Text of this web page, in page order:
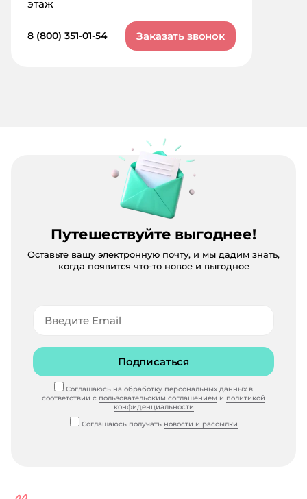
этаж
8 (800) 351-01-54 Заказать звонок
Путешествуйте выгоднее!
Оставьте вашу электронную почту, и мы дадим знать,
когда появится что-то новое и выгодное
Подписаться
Соглашаюсь на обработку персональных данных в
соответствии с пользовательским соглашением и политикой
конфиденциальности
Соглашаюсь получать новости и рассылки